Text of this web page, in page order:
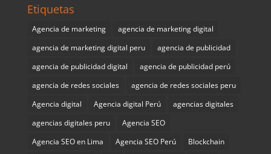
Etiquetas
Agencia de marketing
agencia de marketing digital
agencia de marketing digital peru
agencia de publicidad
agencia de publicidad digital
agencia de publicidad perú
agencia de redes sociales
agencia de redes sociales peru
Agencia digital
Agencia digital Perú
agencias digitales
agencias digitales peru
Agencia SEO
Agencia SEO en Lima
Agencia SEO Perú
Blockchain